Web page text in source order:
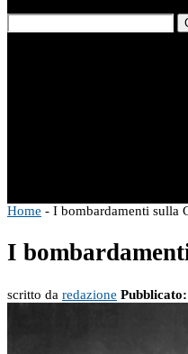
Home - I bombardamenti sulla
I
scritto da redazione Pubblicato: